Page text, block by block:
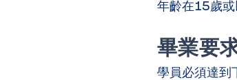
年齡在15歲或
畢業要
學員必須達到